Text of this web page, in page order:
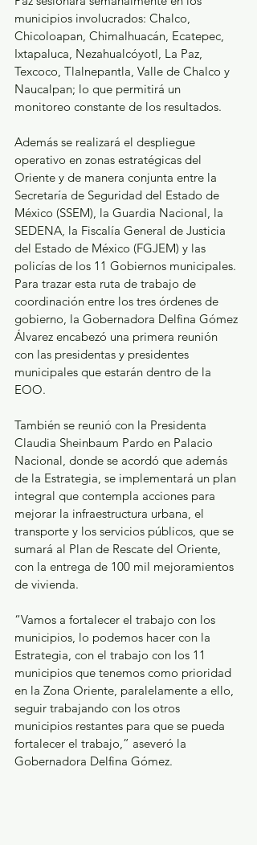
municipios involucrados: Chalco,
Chicoloapan, Chimalhuacán, Ecatepec,
Ixtapaluca, Nezahualcóyotl, La Paz,
Texcoco, Tlalnepantla, Valle de Chalco y
Naucalpan; lo que permitirá un
monitoreo constante de los resultados.
Además se realizará el despliegue
operativo en zonas estratégicas del
Oriente y de manera conjunta entre la
Secretaría de Seguridad del Estado de
México (SSEM), la Guardia Nacional, la
SEDENA, la Fiscalía General de Justicia
del Estado de México (FGJEM) y las
policías de los 11 Gobiernos municipales.
Para trazar esta ruta de trabajo de
coordinación entre los tres órdenes de
gobierno, la Gobernadora Delfina Gómez
Álvarez encabezó una primera reunión
con las presidentas y presidentes
municipales que estarán dentro de la
EOO.
También se reunió con la Presidenta
Claudia Sheinbaum Pardo en Palacio
Nacional, donde se acordó que además
de la Estrategia, se implementará un plan
integral que contempla acciones para
mejorar la infraestructura urbana, el
transporte y los servicios públicos, que se
sumará al Plan de Rescate del Oriente,
con la entrega de 100 mil mejoramientos
de vivienda.
“Vamos a fortalecer el trabajo con los
municipios, lo podemos hacer con la
Estrategia, con el trabajo con los 11
municipios que tenemos como prioridad
en la Zona Oriente, paralelamente a ello,
seguir trabajando con los otros
municipios restantes para que se pueda
fortalecer el trabajo,” aseveró la
Gobernadora Delfina Gómez.